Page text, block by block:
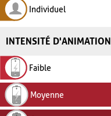
Individuel
INTENSITÉ D'ANIMATION
Faible
Moyenne